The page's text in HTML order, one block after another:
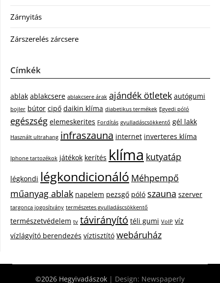
Zárnyitás
Zárszerelés zárcsere
Címkék
ablak ablakcsere ablakcsere árak ajándék ötletek autógumi
bojler bútor cipő daikin klíma diabetikus termékek Egyedi póló
egészség elemeskerites Fordítás gyulladáscsökkentő gél lakk
Használt ultrahang infraszauna internet inverteres klíma
Iphone tartozékok játékok kerítés klíma kutyatáp
légkondi légkondicionáló Méhpempő
műanyag ablak napelem pezsgő póló szauna szerver
targonca jogosítvány természetes gyulladáscsökkentő
természetvédelem tv távirányító téli gumi VoIP víz
vízlágyító berendezés víztisztító webáruház
©2026 Hegyivadászok | Design: Newspaperly